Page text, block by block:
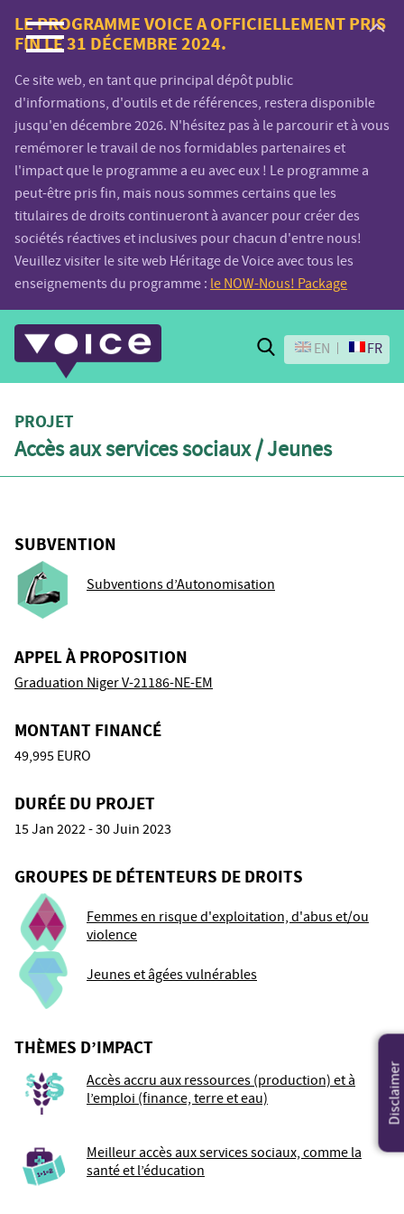
Voice.Global
website
LE PROGRAMME VOICE A OFFICIELLEMENT PRIS
FIN LE 31 DÉCEMBRE 2024.
Ce site web, en tant que principal dépôt public
d'informations, d'outils et de références, restera disponible
jusqu'en décembre 2026. N'hésitez pas à le parcourir et à vous
remémorer le travail de nos formidables partenaires et
l'impact que le programme a eu avec eux ! Le programme a
peut-être pris fin, mais nous sommes certains que les
titulaires de droits continueront à avancer pour créer des
sociétés réactives et inclusives pour chacun d'entre nous!
Veuillez visiter le site web Héritage de Voice avec tous les
enseignements du programme : le NOW-Nous! Package
Search
EN FR
PROJET
Accès aux services sociaux / Jeunes
SUBVENTION
Subventions d’Autonomisation
APPEL À PROPOSITION
Graduation Niger V-21186-NE-EM
MONTANT FINANCÉ
49,995 EURO
DURÉE DU PROJET
15 Jan 2022 - 30 Juin 2023
GROUPES DE DÉTENTEURS DE DROITS
Femmes en risque d'exploitation, d'abus et/ou
violence
Jeunes et âgées vulnérables
THÈMES D’IMPACT
Accès accru aux ressources (production) et à
l’emploi (finance, terre et eau)
Meilleur accès aux services sociaux, comme la
santé et l’éducation
Disclaimer